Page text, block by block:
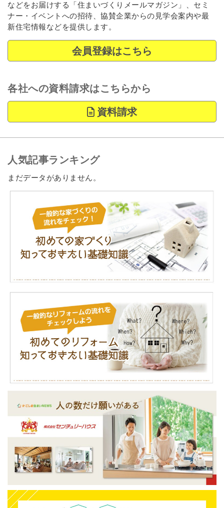
などをお届けする「住まいづくりメールマガジン」、セミ
ナー・イベントへの招待、協賛企業からの見学会案内や最
新住宅情報などを提供します。
会員登録はこちら
各社への資料請求はこちらから
資料請求
人気記事ランキング
まだデータがありません。